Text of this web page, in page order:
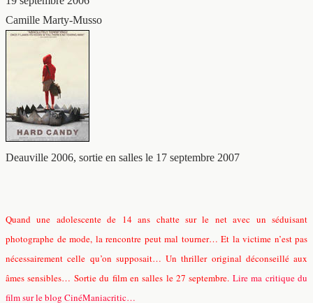
Camille Marty-Musso
Deauville 2006, sortie en salles le 17 septembre 2007
Quand une adolescente de 14 ans chatte sur le net avec un séduisant
photographe de mode, la rencontre peut mal tourner… Et la victime n’est pas
nécessairement celle qu’on supposait… Un thriller original déconseillé aux
âmes sensibles… Sortie du film en salles le 27 septembre. Lire ma critique du
film sur le blog CinéManiacritic…